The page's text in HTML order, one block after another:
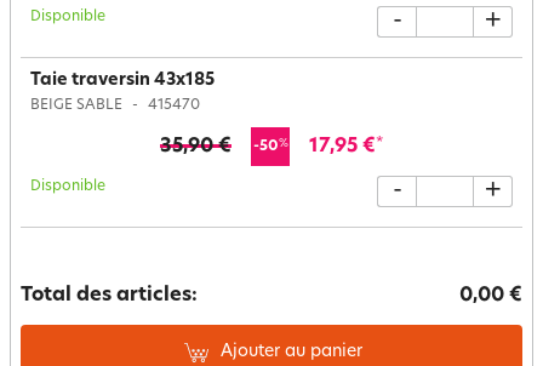
Disponible - +
Taie traversin 43x185
BEIGE SABLE 415470
35,90 € -50% 17,95 €*
Disponible - +
Total des articles: 0,00 €
Ajouter au panier